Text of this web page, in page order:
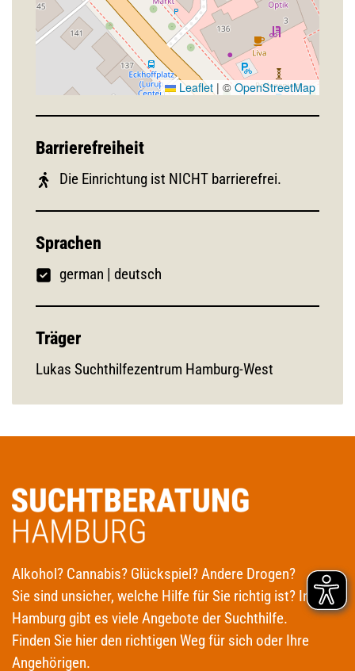
Leaflet | ©OpenStreetMap
Barrierefreiheit
Die Einrichtung ist NICHT barrierefrei.
Sprachen
german | deutsch
Träger
Lukas Suchthilfezentrum Hamburg-West
Alkohol? Cannabis? Glückspiel? Andere Drogen?
Sie sind unsicher, welche Hilfe für Sie richtig ist? In
Hamburg gibt es viele Angebote der Suchthilfe.
Finden Sie hier den richtigen Weg für sich oder Ihre
Angehörigen.